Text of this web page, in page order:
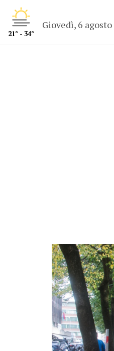
21° - 34°
Giovedì, 6 agosto